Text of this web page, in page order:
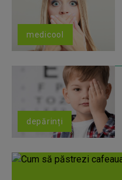
medicool
depărinți